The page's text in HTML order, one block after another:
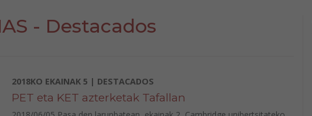
- Destacados
2018KO EKAINAK 5 | DESTACADOS
PET eta KET azterketak Tafallan